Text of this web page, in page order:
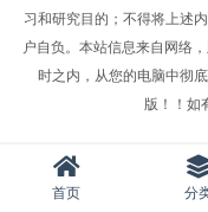
习和研究目的；不得将上述
户自负。本站信息来自网络
时之内，从您的电脑中彻
版！！如
首页 分